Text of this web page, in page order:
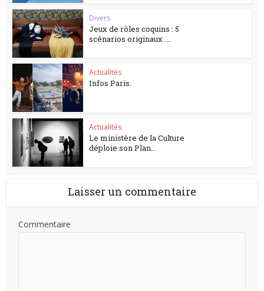
Divers
Jeux de rôles coquins : 5
scénarios originaux ….
Actualités
Infos Paris.
Actualités
Le ministère de la Culture
déploie son Plan...
Laisser un commentaire
Commentaire